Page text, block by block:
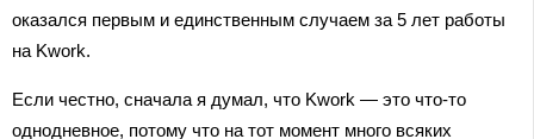
оказался первым и единственным случаем за 5 лет работы
на Kwork.
Если честно, сначала я думал, что Kwork — это что-то
однодневное, потому что на тот момент много всяких